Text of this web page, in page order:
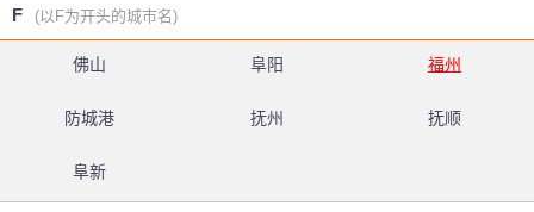
F (以F为开头的城市名)
佛山 阜阳 福州
防城港 抚州 抚顺
阜新